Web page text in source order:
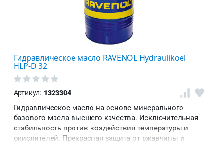
Гидравлическое масло RAVENOL Hydraulikoel
HLP-D 32
Артикул: 1323304
Гидравлическое масло на основе минерального
базового масла высшего качества. Исключительная
стабильность против воздействия температуры и
окислителей. Прекрасная защита от ржавчины и